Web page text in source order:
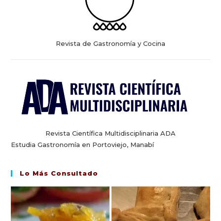
Revista de Gastronomía y Cocina
Revista Científica Multidisciplinaria ADA
Estudia Gastronomía en Portoviejo, Manabí
Lo Más Consultado